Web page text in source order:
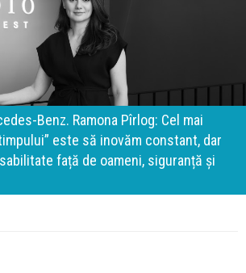
Benz. Ramona Pîrlog: Cel mai
este să inovăm constant, dar
față de oameni, siguranță și